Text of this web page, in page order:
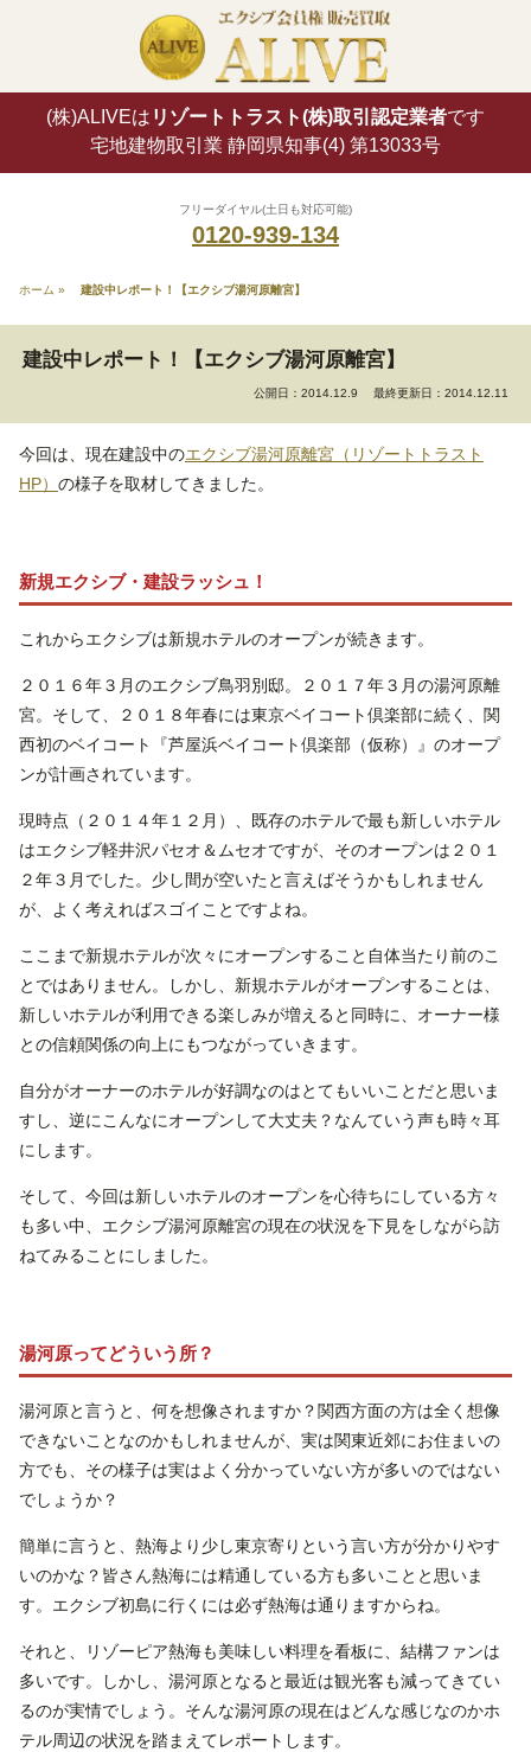
(株)ALIVEは リゾートトラスト(株)取引認定業者です
宅地建物取引業 静岡県知事(4) 第13033号
フリーダイヤル(土日も対応可能)
0120-939-134
ホーム » 建設中レポート！【エクシブ湯河原離宮】
建設中レポート！【エクシブ湯河原離宮】
公開日：2014.12.9 最終更新日：2014.12.11
今回は、現在建設中のエクシブ湯河原離宮（リゾートトラスト
HP） の様子を取材してきました。
新規エクシブ・建設ラッシュ！
これからエクシブは新規ホテルのオープンが続きます。
２０１６年３月のエクシブ鳥羽別邸。２０１７年３月の湯河原離
宮。そして、２０１８年春には東京ベイコート倶楽部に続く、関
西初のベイコート『芦屋浜ベイコート倶楽部（仮称）』のオープ
ンが計画されています。
現時点（２０１４年１２月）、既存のホテルで最も新しいホテル
はエクシブ軽井沢パセオ＆ムセオですが、そのオープンは２０１
２年３月でした。少し間が空いたと言えばそうかもしれません
が、よく考えればスゴイことですよね。
ここまで新規ホテルが次々にオープンすること自体当たり前のこ
とではありません。しかし、新規ホテルがオープンすることは、
新しいホテルが利用できる楽しみが増えると同時に、オーナー様
との信頼関係の向上にもつながっていきます。
自分がオーナーのホテルが好調なのはとてもいいことだと思いま
すし、逆にこんなにオープンして大丈夫？なんていう声も時々耳
にします。
そして、今回は新しいホテルのオープンを心待ちにしている方々
も多い中、エクシブ湯河原離宮の現在の状況を下見をしながら訪
ねてみることにしました。
湯河原ってどういう所？
湯河原と言うと、何を想像されますか？関西方面の方は全く想像
できないことなのかもしれませんが、実は関東近郊にお住まいの
方でも、その様子は実はよく分かっていない方が多いのではない
でしょうか？
簡単に言うと、熱海より少し東京寄りという言い方が分かりやす
いのかな？皆さん熱海には精通している方も多いことと思いま
す。エクシブ初島に行くには必ず熱海は通りますからね。
それと、リゾーピア熱海も美味しい料理を看板に、結構ファンは
多いです。しかし、湯河原となると最近は観光客も減ってきてい
るのが実情でしょう。そんな湯河原の現在はどんな感じなのかホ
テル周辺の状況を踏まえてレポートします。